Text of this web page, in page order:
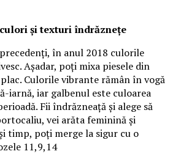
şi texturi îndrăzneţe
în anul 2018 culorile
Aşadar, poţi mixa piesele din
Culorile vibrante rămân în vogă
iarnă, iar galbenul este culoarea
Fii îndrăzneaţă şi alege să
vei arăta feminină şi
timp, poţi merge la sigur cu o
11,9,14